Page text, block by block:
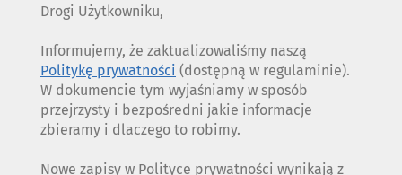
Drogi Użytkowniku,
Informujemy, że zaktualizowaliśmy naszą
Politykę prywatności (dostępną w regulaminie).
W dokumencie tym wyjaśniamy w sposób
przejrzysty i bezpośredni jakie informacje
zbieramy i dlaczego to robimy.
Nowe zapisy w Polityce prywatności wynikają z